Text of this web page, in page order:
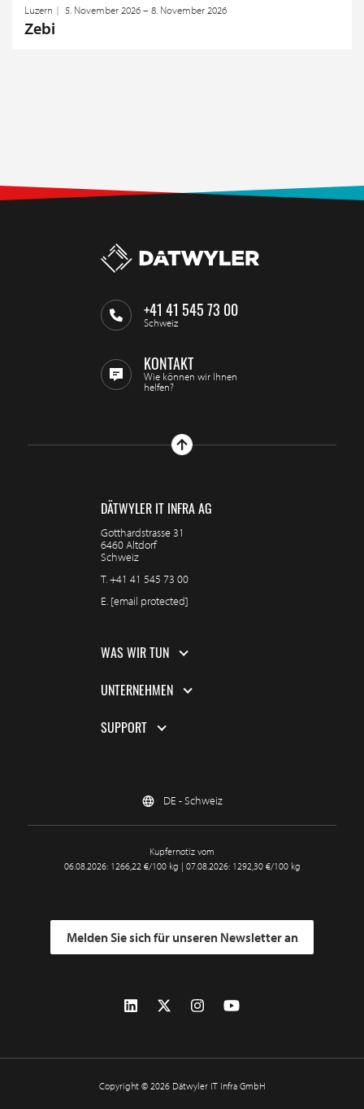
Luzern 5. November 2026 – 8. November 2026
Zebi
+41 41 545 73 00
Schweiz
KONTAKT
Wie können wir Ihnen
helfen?
DÄTWYLER IT INFRA AG
Gotthardstrasse 31
6460 Altdorf
Schweiz
T.+41 41 545 73 00
E. [email protected]
WAS WIR TUN
UNTERNEHMEN
SUPPORT
DE - Schweiz
Kupfernotiz vom
06.08.2026: 1266,22 €/100 kg | 07.08.2026: 1292,30 €/100 kg
Melden Sie sich für unseren Newsletter an
Copyright © 2026 Dätwyler IT Infra GmbH